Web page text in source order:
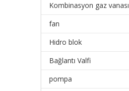
Kombinasyon gaz vanası
fan
Hidro blok
Bağlantı Valfi
pompa